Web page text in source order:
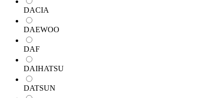
DACIA
DAEWOO
DAF
DAIHATSU
DATSUN